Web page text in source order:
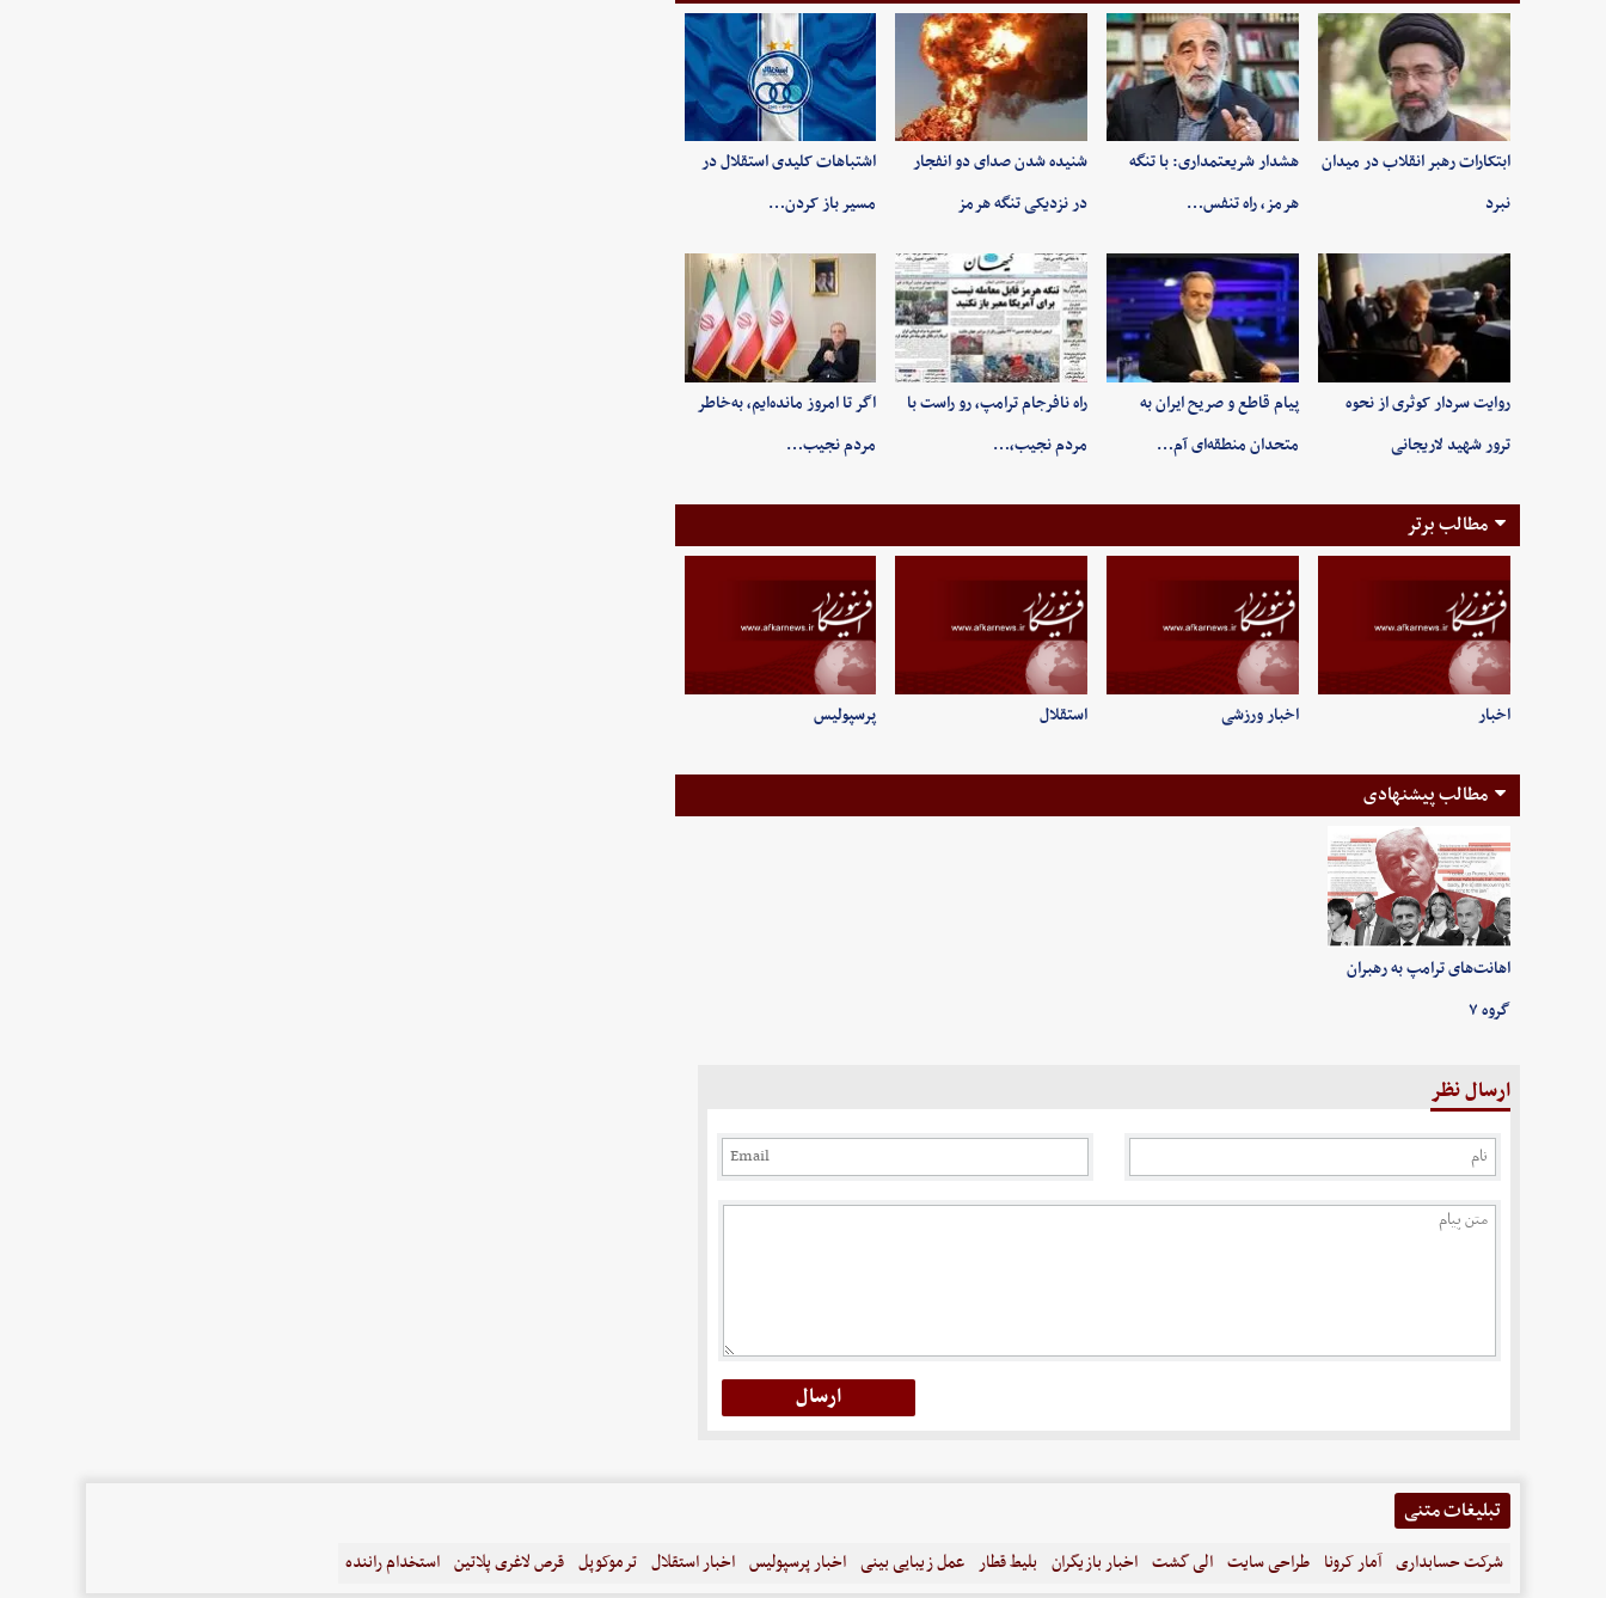
ابتکارات رهبر انقلاب در میدان
نبرد
هشدار شریعتمداری: با تنگه
هرمز، راه تنفس…
شنیده شدن صدای دو انفجار
در نزدیکی تنگه هرمز
اشتباهات کلیدی استقلال در
مسیر باز کردن…
روایت سردار کوثری از نحوه
ترور شهید لاریجانی
پیام قاطع و صریح ایران به
متحدان منطقه‌ای آم…
راه نافرجام ترامپ، رو راست با
مردم نجیب،…
اگر تا امروز مانده‌ایم، به‌خاطر
مردم نجیب…
مطالب برتر
اخبار اخبار ورزشی استقلال پرسپولیس
مطالب پیشنهادی
اهانت‌های ترامپ به رهبران
گروه ۷
ارسال نظر
تبلیغات متنی
شرکت حسابداری آمار کرونا طراحی سایت الی گشت اخبار بازیگران بلیط قطار عمل زیبایی بینی اخبار پرسپولیس اخبار استقلال ترموکوپل قرص لاغری پلاتین استخدام راننده